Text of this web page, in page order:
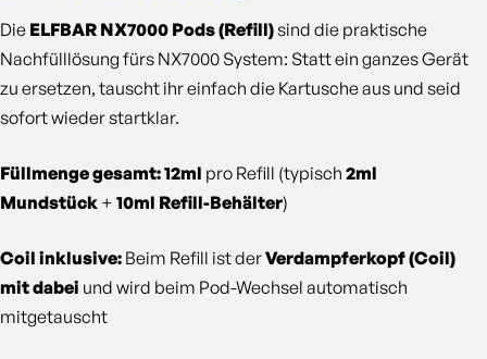
Die ELFBAR NX7000 Pods (Refill)sind die praktische
Nachfülllösung fürs NX7000 System: Statt ein ganzes Gerät
zu ersetzen, tauscht ihr einfach die Kartusche aus und seid
sofort wieder startklar.
Füllmenge gesamt: 12ml pro Refill (typisch 2ml
Mundstück + 10ml Refill-Behälter)
Coil inklusive: Beim Refill ist derVerdampferkopf (Coil)
mit dabei und wird beim Pod-Wechsel automatisch
mitgetauscht